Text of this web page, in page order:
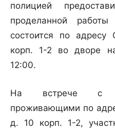
полицией
проделанной
состоится по адресу
корп. 1-2 во дворе
12:00.
На встрече с
проживающими по
д. 10 корп. 1-2,